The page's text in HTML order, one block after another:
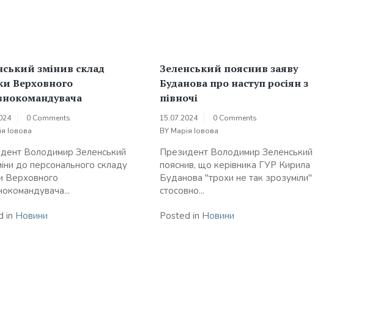
змінив склад
Верховного
0 Comments
Іовова
Володимир Зеленський
до персонального складу
Верховного
in Новини
Зеленський пояснив заяву
Буданова про наступ росіян з
півночі
15.07.2024
0 Comments
BY Марія Іовова
Президент Володимир Зеленський
пояснив, що керівника ГУР Кирила
Буданова "трохи не так зрозуміли"
стосовно...
Posted in Новини